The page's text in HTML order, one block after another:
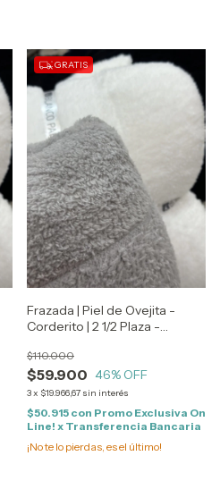
GRATIS
Frazada | Piel de Ovejita -
Corderito | 2 1/2 Plaza -
$59.900
$110.000
46% OFF
3x $19.966,67 sin interés
$50.915 con Promo Exclusiva On
Line! x Transferencia Bancaria
¡No te lo pierdas, es el último!